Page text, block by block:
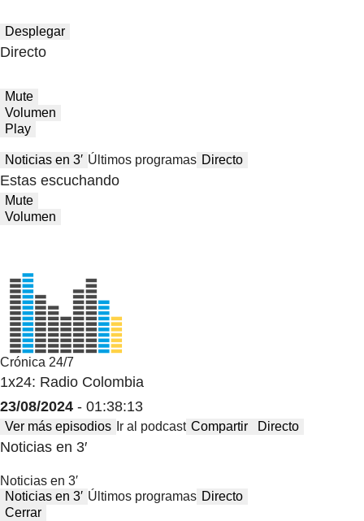
Desplegar
Directo
Mute
Volumen
Play
Noticias en 3′ Últimos programas Directo
Estas escuchando
Mute
Volumen
Crónica 24/7
1x24: Radio Colombia
23/08/2024 - 01:38:13
Ver más episodios Ir al podcast Compartir Directo
Noticias en 3′
Noticias en 3′
Noticias en 3′ Últimos programas Directo
Cerrar